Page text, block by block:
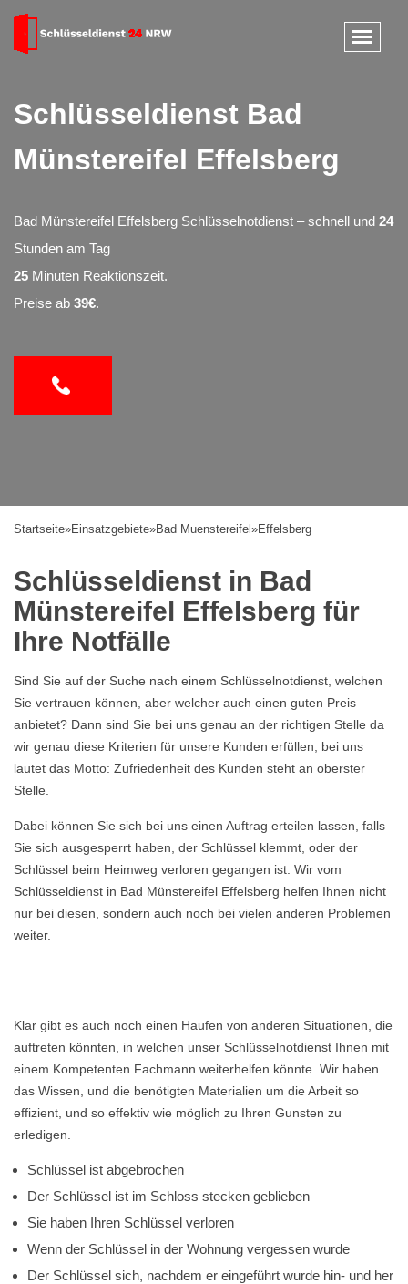
Schlüsseldienst Bad
Münstereifel Effelsberg
Bad Münstereifel Effelsberg Schlüsselnotdienst – schnell und 24
Stunden am Tag
25 Minuten Reaktionszeit.
Preise ab 39€.
Startseite»Einsatzgebiete»Bad Muenstereifel »Effelsberg
Schlüsseldienst in Bad
Münstereifel Effelsberg für
Ihre Notfälle
Sind Sie auf der Suche nach einem Schlüsselnotdienst, welchen
Sie vertrauen können, aber welcher auch einen guten Preis
anbietet? Dann sind Sie bei uns genau an der richtigen Stelle da
wir genau diese Kriterien für unsere Kunden erfüllen, bei uns
lautet das Motto: Zufriedenheit des Kunden steht an oberster
Stelle.
Dabei können Sie sich bei uns einen Auftrag erteilen lassen, falls
Sie sich ausgesperrt haben, der Schlüssel klemmt, oder der
Schlüssel beim Heimweg verloren gegangen ist. Wir vom
Schlüsseldienst in Bad Münstereifel Effelsberg helfen Ihnen nicht
nur bei diesen, sondern auch noch bei vielen anderen Problemen
weiter.
Klar gibt es auch noch einen Haufen von anderen Situationen, die
auftreten könnten, in welchen unser Schlüsselnotdienst Ihnen mit
einem Kompetenten Fachmann weiterhelfen könnte. Wir haben
das Wissen, und die benötigten Materialien um die Arbeit so
effizient, und so effektiv wie möglich zu Ihren Gunsten zu
erledigen.
Schlüssel ist abgebrochen
Der Schlüssel ist im Schloss stecken geblieben
Sie haben Ihren Schlüssel verloren
Wenn der Schlüssel in der Wohnung vergessen wurde
Der Schlüssel sich, nachdem er eingeführt wurde hin- und her